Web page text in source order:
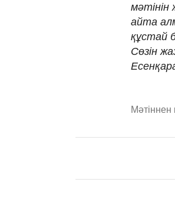
мәтінін
айта
құстай
Сөзін
Мәтіннен